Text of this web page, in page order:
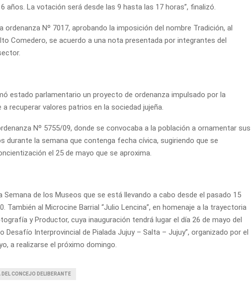
años. La votación será desde las 9 hasta las 17 horas”, finalizó.
ordenanza Nº 7017, aprobando la imposición del nombre Tradición, al
Comedero, se acuerdo a una nota presentada por integrantes del
estado parlamentario un proyecto de ordenanza impulsado por la
recuperar valores patrios en la sociedad jujeña.
Nº 5755/09, donde se convocaba a la población a ornamentar sus
durante la semana que contenga fecha cívica, sugiriendo que se
el 25 de mayo que se aproxima.
Semana de los Museos que se está llevando a cabo desde el pasado 15
También al Microcine Barrial “Julio Lencina”, en homenaje a la trayectoria
y Productor, cuya inauguración tendrá lugar el día 26 de mayo del
Desafío Interprovincial de Pialada Jujuy – Salta – Jujuy”, organizado por el
a realizarse el próximo domingo.
CONCEJO DELIBERANTE